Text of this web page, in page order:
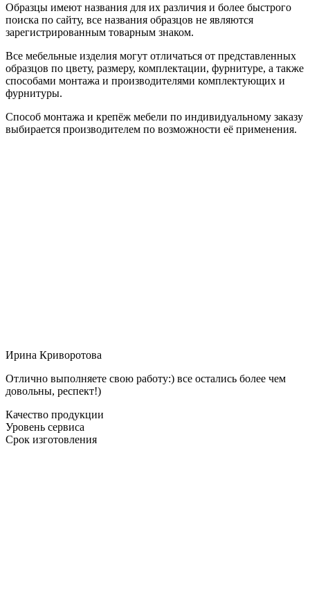
Образцы имеют названия для их различия и более быстрого
поиска по сайту, все названия образцов не являются
зарегистрированным товарным знаком.
Все мебельные изделия могут отличаться от представленных
образцов по цвету, размеру, комплектации, фурнитуре, а также
способами монтажа и производителями комплектующих и
фурнитуры.
Способ монтажа и крепёж мебели по индивидуальному заказу
выбирается производителем по возможности её применения.
Ирина Криворотова
Отлично выполняете свою работу:) все остались более чем
довольны, респект!)
Качество продукции
Уровень сервиса
Срок изготовления